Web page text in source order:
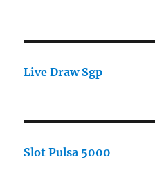
Live Draw Sgp
Slot Pulsa 5000